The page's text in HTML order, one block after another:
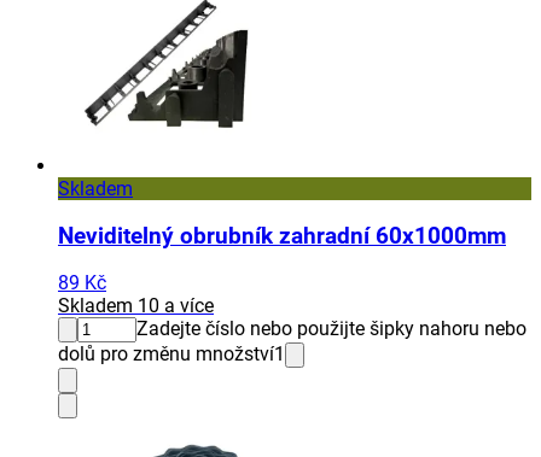
Skladem
Neviditelný obrubník zahradní 60x1000mm
89 Kč
Skladem 10 a více
Zadejte číslo nebo použijte šipky nahoru nebo
dolů pro změnu množství1